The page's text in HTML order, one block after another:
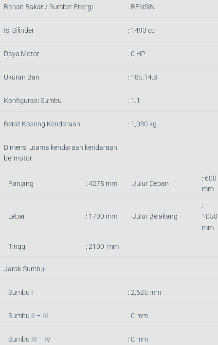
Bahan Bakar / Sumber Energi : BENSIN
Isi Silinder : 1493 cc
Daya Motor : 0 HP
Ukuran Ban : 185.14.8
Konfigurasi Sumbu : 1.1
Berat Kosong Kendaraan : 1,030 kg
Dimensi utama kendaraan kendaraan
bermotor
Panjang : 4275 mm Julur Depan
: 600
mm
Lebar : 1700 mm Julur Belakang
:
1050
mm
Tinggi : 2100 mm
Jarak Sumbu
Sumbu I : 2,625 mm
Sumbu II – III : 0 mm
Sumbu III – IV : 0 mm